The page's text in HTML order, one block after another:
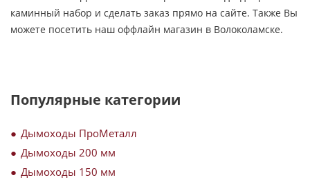
каминный набор и сделать заказ прямо на сайте. Также Вы
можете посетить наш оффлайн магазин в Волоколамске.
Популярные категории
Дымоходы ПроМеталл
Дымоходы 200 мм
Дымоходы 150 мм